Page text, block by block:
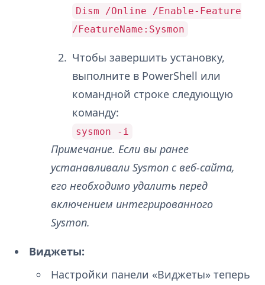
Dism /Online /Enable-Feature
/FeatureName:Sysmon
Чтобы завершить установку,
выполните в PowerShell или
командной строке следующую
команду:
sysmon -i
Примечание. Если вы ранее
устанавливали Sysmon с веб-сайта,
его необходимо удалить перед
включением интегрированного
Sysmon.
Виджеты:
Настройки панели «Виджеты» теперь